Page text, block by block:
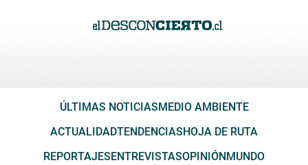
ÚLTIMAS NOTICIASMEDIO AMBIENTE
ACTUALIDADTENDENCIASHOJA DE RUTA
REPORTAJESENTREVISTASOPINIÓNMUNDO